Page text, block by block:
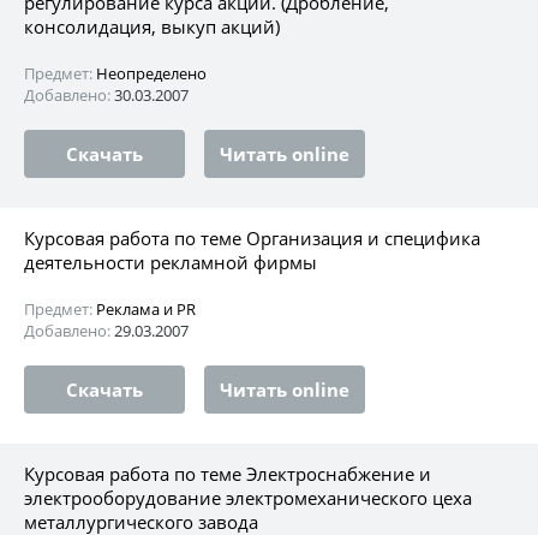
консолидация, выкуп акций)
Предмет: Неопределено
Добавлено:30.03.2007
Скачать Читать online
Курсовая работа по теме Организация и специфика
деятельности рекламной фирмы
Предмет: Реклама и PR
Добавлено:29.03.2007
Скачать Читать online
Курсовая работа по теме Электроснабжение и
электрооборудование электромеханического цеха
металлургического завода